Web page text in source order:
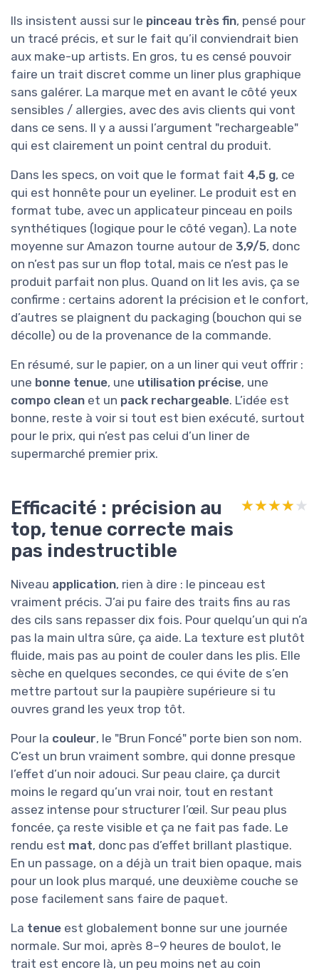
Ils insistent aussi sur le pinceau très fin, pensé pour
un tracé précis, et sur le fait qu’il conviendrait bien
aux make-up artists. En gros, tu es censé pouvoir
faire un trait discret comme un liner plus graphique
sans galérer. La marque met en avant le côté yeux
sensibles / allergies, avec des avis clients qui vont
dans ce sens. Il y a aussi l’argument "rechargeable"
qui est clairement un point central du produit.
Dans les specs, on voit que le format fait 4,5 g, ce
qui est honnête pour un eyeliner. Le produit est en
format tube, avec un applicateur pinceau en poils
synthétiques (logique pour le côté vegan). La note
moyenne sur Amazon tourne autour de 3,9/5, donc
on n’est pas sur un flop total, mais ce n’est pas le
produit parfait non plus. Quand on lit les avis, ça se
confirme : certains adorent la précision et le confort,
d’autres se plaignent du packaging (bouchon qui se
décolle) ou de la provenance de la commande.
En résumé, sur le papier, on a un liner qui veut offrir :
une bonne tenue, une utilisation précise, une
compo clean et un pack rechargeable. L’idée est
bonne, reste à voir si tout est bien exécuté, surtout
pour le prix, qui n’est pas celui d’un liner de
supermarché premier prix.
Efficacité : précision au
top, tenue correcte mais
pas indestructible
★★★★★
★★★★★
Niveau application, rien à dire : le pinceau est
vraiment précis. J’ai pu faire des traits fins au ras
des cils sans repasser dix fois. Pour quelqu’un qui n’a
pas la main ultra sûre, ça aide. La texture est plutôt
fluide, mais pas au point de couler dans les plis. Elle
sèche en quelques secondes, ce qui évite de s’en
mettre partout sur la paupière supérieure si tu
ouvres grand les yeux trop tôt.
Pour la couleur, le "Brun Foncé" porte bien son nom.
C’est un brun vraiment sombre, qui donne presque
l’effet d’un noir adouci. Sur peau claire, ça durcit
moins le regard qu’un vrai noir, tout en restant
assez intense pour structurer l’œil. Sur peau plus
foncée, ça reste visible et ça ne fait pas fade. Le
rendu est mat, donc pas d’effet brillant plastique.
En un passage, on a déjà un trait bien opaque, mais
pour un look plus marqué, une deuxième couche se
pose facilement sans faire de paquet.
La tenue est globalement bonne sur une journée
normale. Sur moi, après 8–9 heures de boulot, le
trait est encore là, un peu moins net au coin